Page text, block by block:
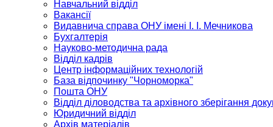
Навчальний відділ
Вакансії
Видавнича справа ОНУ імені І. І. Мечникова
Бухгалтерія
Науково-методична рада
Відділ кадрів
Центр інформаційних технологій
База відпочинку "Чорноморка"
Пошта ОНУ
Відділ діловодства та архівного зберігання
Юридичний відділ
Архів матеріалів